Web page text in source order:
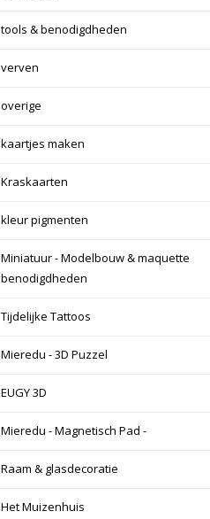
tools & benodigdheden
verven
overige
kaartjes maken
Kraskaarten
kleur pigmenten
Miniatuur - Modelbouw & maquette
benodigdheden
Tijdelijke Tattoos
Mieredu - 3D Puzzel
EUGY 3D
Mieredu - Magnetisch Pad -
Raam & glasdecoratie
Het Muizenhuis